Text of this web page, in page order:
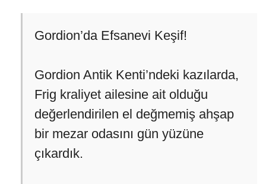
Gordion’da Efsanevi Keşif!
Gordion Antik Kenti’ndeki kazılarda,
Frig kraliyet ailesine ait olduğu
değerlendirilen el değmemiş ahşap
bir mezar odasını gün yüzüne
çıkardık.